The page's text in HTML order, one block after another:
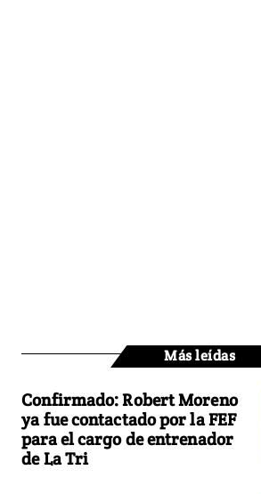
Más leídas
Confirmado: Robert Moreno
ya fue contactado por la FEF
para el cargo de entrenador
de La Tri